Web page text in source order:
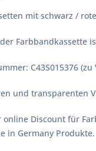
mit schwarz /
Farbbandkassette
C43S015376
und transparenten
Discount für
in Germany Produkte.